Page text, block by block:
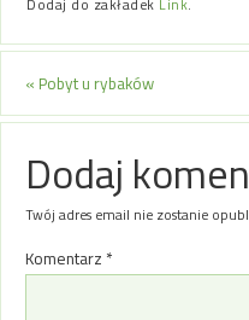
Dodaj do zakładek Link.
« Pobyt u rybaków
Dodaj
Twój adres email nie zostanie
Komentarz *